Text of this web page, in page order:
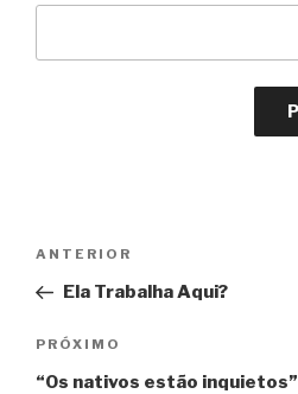
Post
Anterior
ANTERIOR
Ela Trabalha Aqui?
Próximo
PRÓXIMO
“Os nativos estão inquietos”